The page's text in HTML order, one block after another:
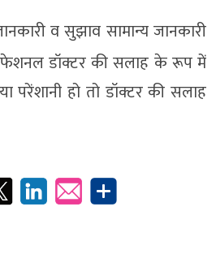
व सुझाव सामान्य जानकारी
डॉक्टर की सलाह के रूप में
परेंशानी हो तो डॉक्टर की सलाह